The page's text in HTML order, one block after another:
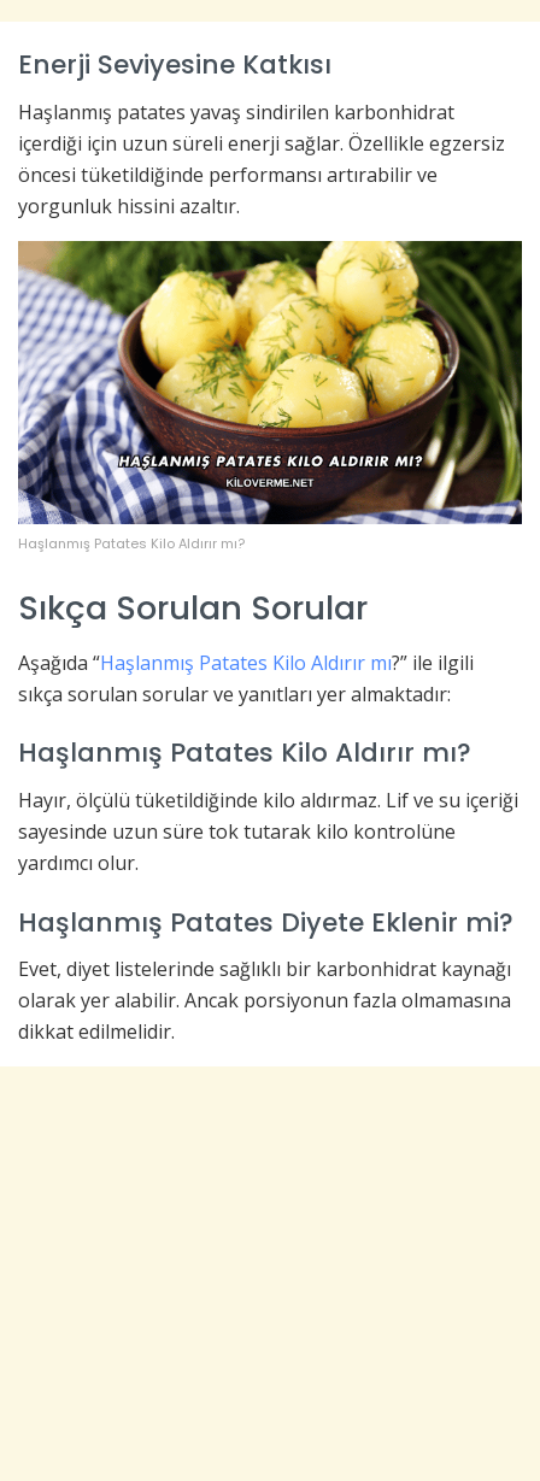
Enerji Seviyesine Katkısı
Haşlanmış patates yavaş sindirilen karbonhidrat
içerdiği için uzun süreli enerji sağlar. Özellikle egzersiz
öncesi tüketildiğinde performansı artırabilir ve
yorgunluk hissini azaltır.
Haşlanmış Patates Kilo Aldırır mı?
Sıkça Sorulan Sorular
Aşağıda “Haşlanmış Patates Kilo Aldırır mı?” ile ilgili
sıkça sorulan sorular ve yanıtları yer almaktadır:
Haşlanmış Patates Kilo Aldırır mı?
Hayır, ölçülü tüketildiğinde kilo aldırmaz. Lif ve su içeriği
sayesinde uzun süre tok tutarak kilo kontrolüne
yardımcı olur.
Haşlanmış Patates Diyete Eklenir mi?
Evet, diyet listelerinde sağlıklı bir karbonhidrat kaynağı
olarak yer alabilir. Ancak porsiyonun fazla olmamasına
dikkat edilmelidir.